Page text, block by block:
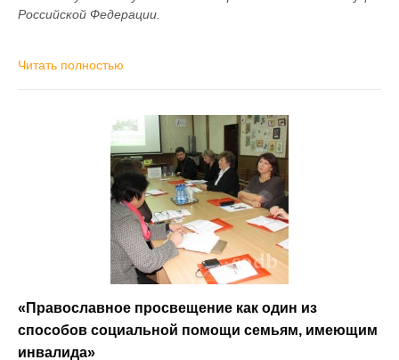
Российской Федерации.
Читать полностью
«Православное просвещение как один из
способов социальной помощи семьям, имеющим
инвалида»